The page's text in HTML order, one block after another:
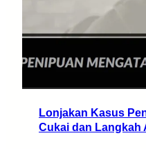
Lonjakan Kasus
Cukai dan Langkah